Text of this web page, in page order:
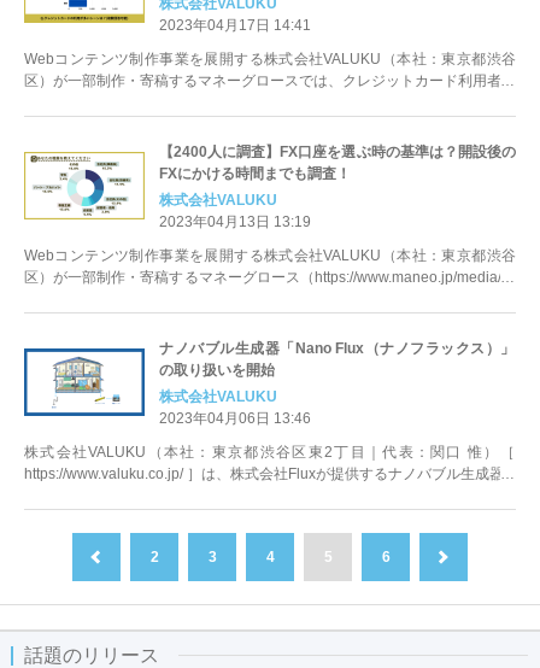
株式会社VALUKU
2023年04月17日 14:41
Webコンテンツ制作事業を展開する株式会社VALUKU（本社：東京都渋谷
区）が一部制作・寄稿するマネーグロースでは、クレジットカード利用者に
【2400人に調査】FX口座を選ぶ時の基準は？開設後の
FXにかける時間までも調査！
株式会社VALUKU
2023年04月13日 13:19
Webコンテンツ制作事業を展開する株式会社VALUKU（本社：東京都渋谷
区）が一部制作・寄稿するマネーグロース（https://www.maneo.jp/media/）
ナノバブル生成器「Nano Flux（ナノフラックス）」
の取り扱いを開始
株式会社VALUKU
2023年04月06日 13:46
株式会社VALUKU（本社：東京都渋谷区東2丁目｜代表：関口 惟）［
https://www.valuku.co.jp/ ］は、株式会社Fluxが提供するナノバブル生成器...
2 3 4 5 6
話題のリリース